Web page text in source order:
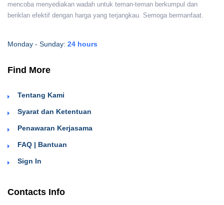
mencoba menyediakan wadah untuk teman-teman berkumpul dan
beriklan efektif dengan harga yang terjangkau. Semoga bermanfaat.
Monday - Sunday: 24 hours
Find More
Tentang Kami
Syarat dan Ketentuan
Penawaran Kerjasama
FAQ | Bantuan
Sign In
Contacts Info